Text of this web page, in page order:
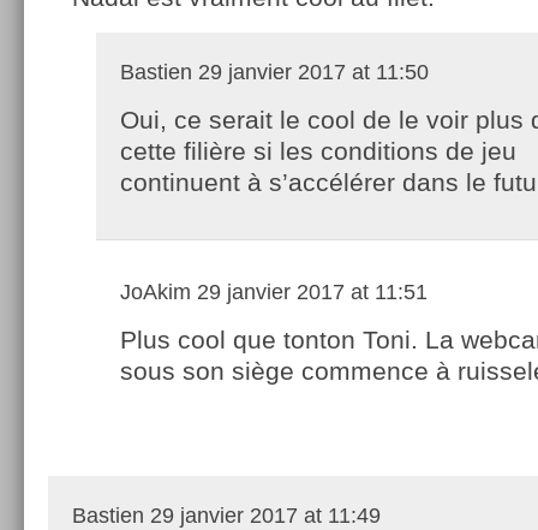
Bastien 29 janvier 2017 at 11:50
Oui, ce serait le cool de le voir plus
cette filière si les conditions de jeu
continuent à s’accélérer dans le
JoAkim 29 janvier 2017 at 11:51
Plus cool que tonton Toni. La
sous son siège commence à
Bastien 29 janvier 2017 at 11:49